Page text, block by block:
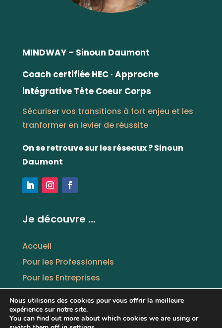
MINDWAY – Sinoun Daumont
Coach certifiée HEC · Approche
intégrative Tête Coeur Corps
Sécuriser vos transitions à fort enjeu et les
tranformer en levier de réussite
On se retrouve sur les réseaux ? Sinoun
Daumont
Je découvre …
Accueil
Pour les Professionnels
Pour les Entreprises
Qui suis-je ?
Blog
Nous utilisons des cookies pour vous offrir la meilleure
expérience sur notre site.
You can find out more about which cookies we are using or